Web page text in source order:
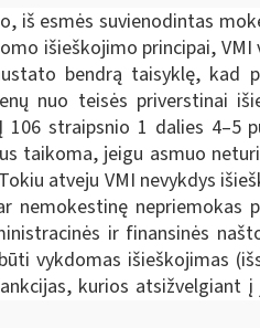
iš esmės suvienodintas
išieškojimo principai,
bendrą taisyklę, kad
nuo teisės priverstinai
straipsnio 1 dalies
taikoma, jeigu asmuo
atveju VMI nevykdys
nemokestinę
ir finansinės
vykdomas išieškojimas
kurios